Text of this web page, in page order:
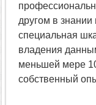
другом в
специальная
владения
меньшей мере
собственный